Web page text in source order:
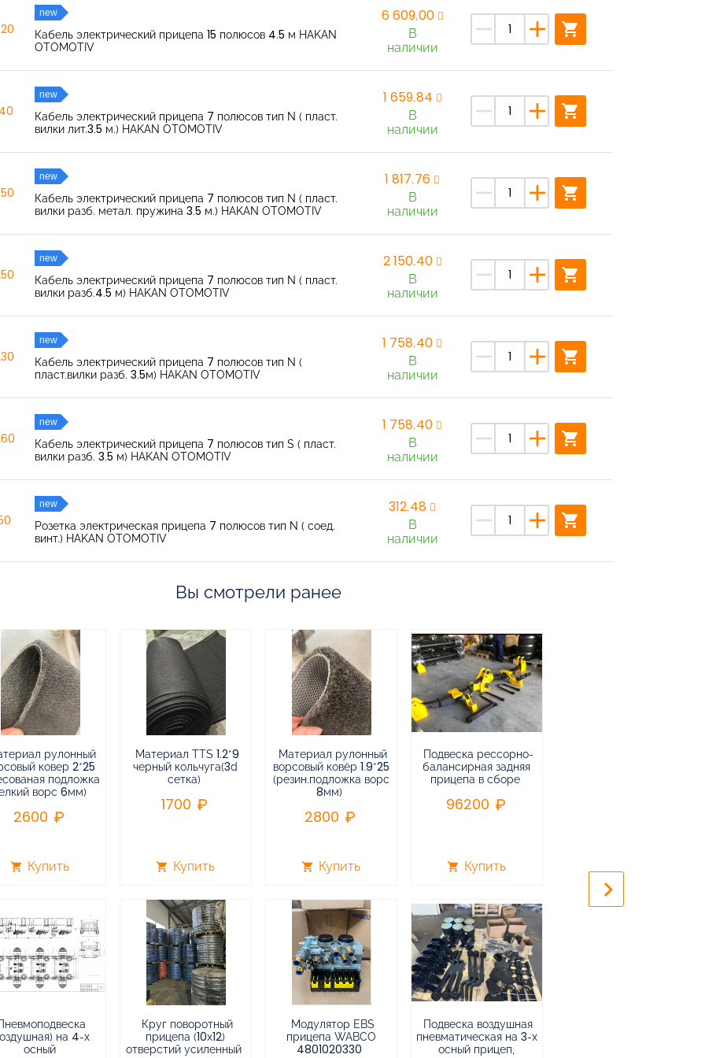
new
Кабель электрический прицепа 15 полюсов 4.5 м HAKAN
OTOMOTIV
6 609,00
В
наличии
remove add shopping_cart
new
Кабель электрический прицепа 7 полюсов тип N ( пласт.
вилки лит.3.5 м.) HAKAN OTOMOTIV
1 659,84
В
наличии
remove add shopping_cart
new
Кабель электрический прицепа 7 полюсов тип N ( пласт.
вилки разб. метал. пружина 3.5 м.) HAKAN OTOMOTIV
1 817,76
В
наличии
remove add shopping_cart
new
Кабель электрический прицепа 7 полюсов тип N ( пласт.
вилки разб.4.5 м) HAKAN OTOMOTIV
2 150,40
В
наличии
remove add shopping_cart
new
Кабель электрический прицепа 7 полюсов тип N (
пласт.вилки разб. 3.5м) HAKAN OTOMOTIV
1 758,40
В
наличии
remove add shopping_cart
new
Кабель электрический прицепа 7 полюсов тип S ( пласт.
вилки разб. 3.5 м) HAKAN OTOMOTIV
1 758,40
В
наличии
remove add shopping_cart
new
Розетка электрическая прицепа 7 полюсов тип N ( соед.
винт.) HAKAN OTOMOTIV
312,48
В
наличии
remove add shopping_cart
Вы смотрели ранее
рулонный
ковер 2*25
подложка
ворс 6мм)
2600
shopping_cart Купить
на 4-х
осный
Материал TTS 1.2*9
черный кольчуга(3d
сетка)
1700
shopping_cart Купить
Круг поворотный
прицепа (10х12)
отверстий усиленный
Материал рулонный
ворсовый ковёр 1.9*25
(резин.подложка ворс
8мм)
2800
shopping_cart Купить
Модулятор EBS
прицепа WABCO
4801020330
Подвеска рессорно-
балансирная задняя
прицепа в сборе
96200
shopping_cart Купить
Подвеска воздушная
пневматическая на 3-х
осный прицеп,
keyboard_arrow_right